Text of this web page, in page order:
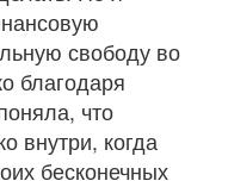
свободу во
благодаря
что
внутри, когда
бесконечных